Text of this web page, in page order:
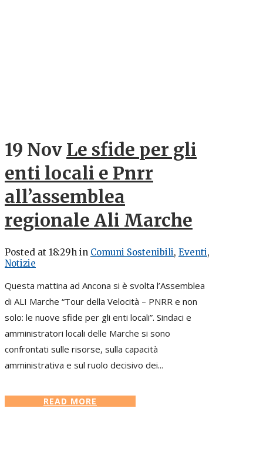
19 Nov Le sfide per gli
enti locali e Pnrr
all’assemblea
regionale Ali Marche
Posted at 18:29h in Comuni Sostenibili, Eventi,
Notizie
Questa mattina ad Ancona si è svolta l’Assemblea
di ALI Marche “Tour della Velocità – PNRR e non
solo: le nuove sfide per gli enti locali”. Sindaci e
amministratori locali delle Marche si sono
confrontati sulle risorse, sulla capacità
amministrativa e sul ruolo decisivo dei...
READ MORE